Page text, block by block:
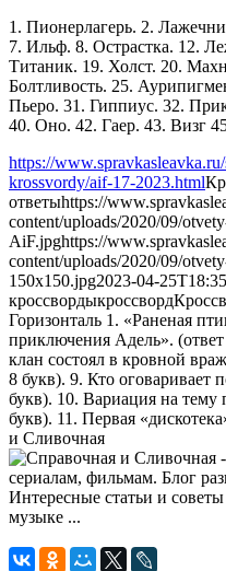
1. Пионерлагерь. 2.
7. Ильф. 8. Острастка. 12.
Титаник. 19. Холст. 20.
Болтливость. 25.
Пьеро. 31. Гиппиус. 32.
40. Оно. 42. Гаер. 43. Визг
https://
krossvordy/aif-17-2023.html
ответыhttps://
content/uploads/2020/09/
AiF.jpghttps://
content/uploads/2020/09/
150x150.jpg2023-04-
кроссвордыкроссворд
Горизонталь 1. «Раненая
приключения Адель».
клан состоял в кровной
8 букв). 9. Кто оговаривает
букв). 10. Вариация на тему
букв). 11. Первая
и Сливочная